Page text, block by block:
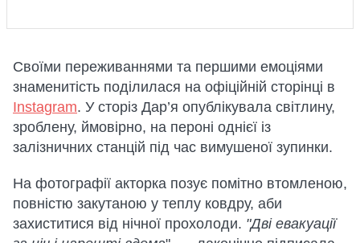
Своїми переживаннями та першими емоціями
знаменитість поділилася на офіційній сторінці в
Instagram. У сторіз Дар’я опублікувала світлину,
зроблену, ймовірно, на пероні однієї із
залізничних станцій під час вимушеної зупинки.
На фотографії акторка позує помітно втомленою,
повністю закутаною у теплу ковдру, аби
захиститися від нічної прохолоди. "Дві евакуації